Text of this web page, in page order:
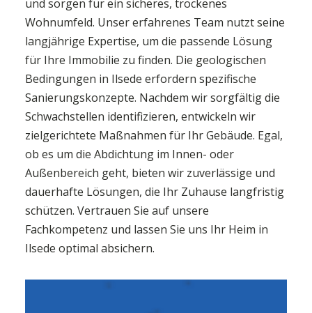
und sorgen für ein sicheres, trockenes
Wohnumfeld. Unser erfahrenes Team nutzt seine
langjährige Expertise, um die passende Lösung
für Ihre Immobilie zu finden. Die geologischen
Bedingungen in Ilsede erfordern spezifische
Sanierungskonzepte. Nachdem wir sorgfältig die
Schwachstellen identifizieren, entwickeln wir
zielgerichtete Maßnahmen für Ihr Gebäude. Egal,
ob es um die Abdichtung im Innen- oder
Außenbereich geht, bieten wir zuverlässige und
dauerhafte Lösungen, die Ihr Zuhause langfristig
schützen. Vertrauen Sie auf unsere
Fachkompetenz und lassen Sie uns Ihr Heim in
Ilsede optimal absichern.